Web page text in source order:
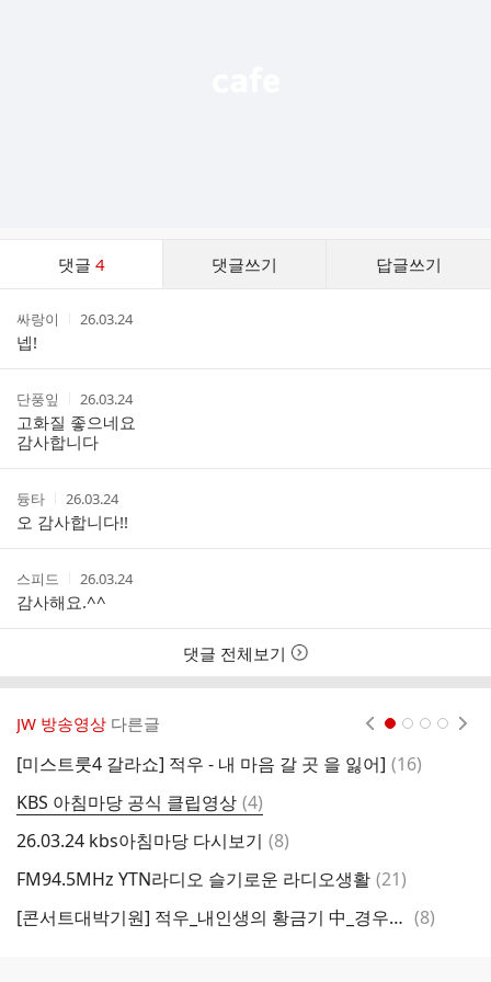
댓글 4 댓글쓰기 답글쓰기
스
작
성
자
싸랑이
작
간
26.03.24
넵!
작
성
자
단풍잎
작
성
시
간
26.03.24
고화질 좋으네요
감사합니다
작
성
자
듕타
작
성
시
간
26.03.24
오 감사합니다!!
작
성
자
스피드
작
성
시
간
26.03.24
감사해요.^^
댓글 전체보기
JW 방송영상 다른글
[미스트룻4 갈라쇼] 적우 - 내 마음 갈 곳 을 잃어] 댓
(16)
KBS 아침마당 공식 클립영상 댓
글
(4)
26.03.24 kbs아침마당 다시보기 댓
(8)
FM94.5MHz YTN라디오 슬기로운 라디오생활 댓
(21)
[콘서트대박기원] 적우_내인생의 황금기 中_경우의 아름다운 구속???!!!!! 댓
(8)